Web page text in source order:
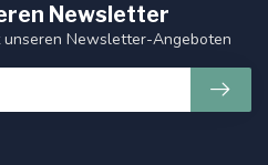
Newsletter
Newsletter-Angeboten